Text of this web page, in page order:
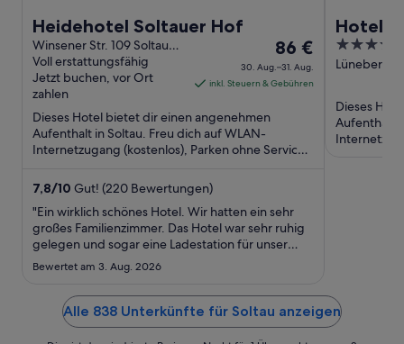
Heidehotel Soltauer Hof
Winsener Str. 109 Soltau
NDS
Voll erstattungsfähig
Jetzt buchen, vor Ort
zahlen
Der
Preis
beträgt
vom
bis
zum
31.
86 €
30. Aug.–31. Aug.
inkl. Steuern & Gebühren
Dieses Hotel bietet dir einen angenehmen
Aufenthalt in Soltau. Freu dich auf WLAN-
Internetzugang (kostenlos), Parken ohne Service
7,8/10 Gut! (220 Bewertungen)
"Ein wirklich schönes Hotel. Wir hatten ein sehr
großes Familienzimmer. Das Hotel war sehr ruhig
gelegen und sogar eine Ladestation für unser
Auto vorhanden."
Bewertet am 3. Aug. 2026
Hotel
4
out
5
Lüneberger
Dieses
Aufenthalt
Alle 838 Unterkünfte für Soltau anzeigen